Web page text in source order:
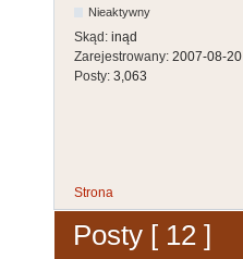
Nieaktywny
Skąd: inąd
Zarejestrowany: 2007-08-20
Posty: 3,063
Strona
Posty [ 12 ]